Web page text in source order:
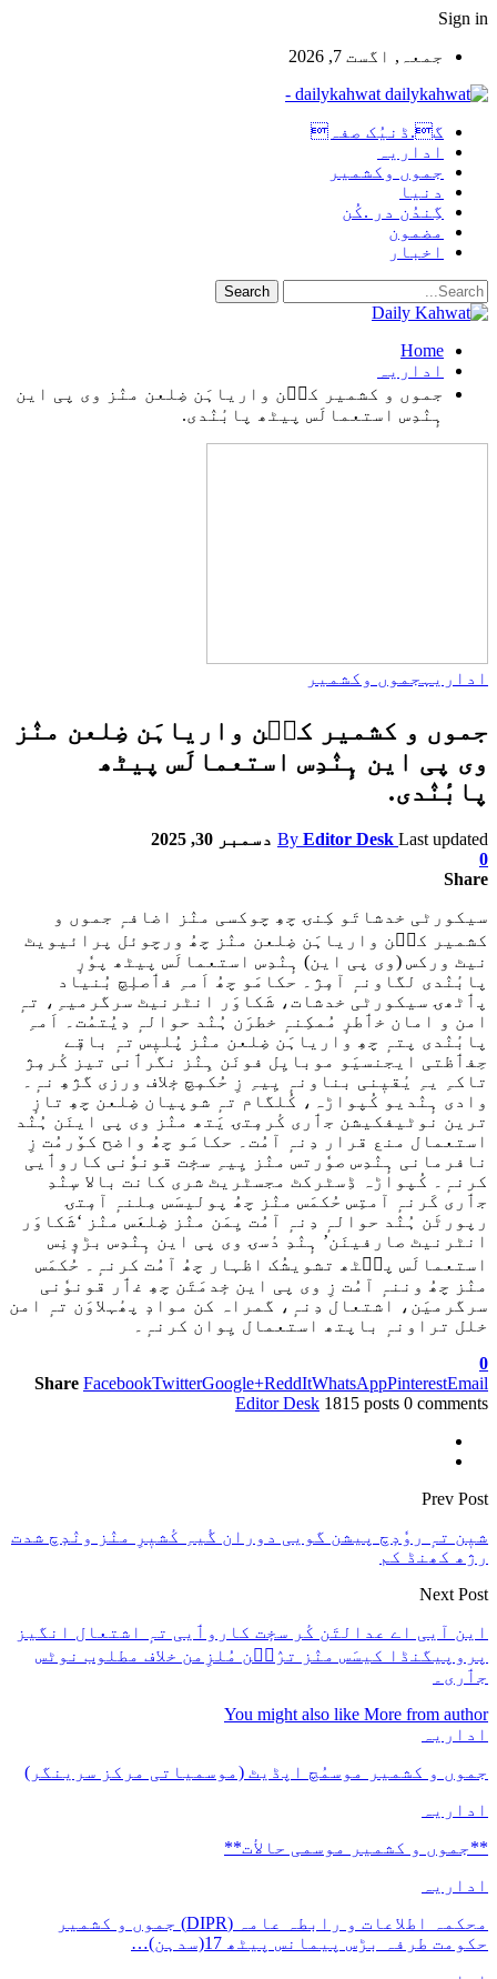
Sign in
جمعہ, اگست 7, 2026
dailykahwat -
گ.ڈنیُک صفہ
اداریہ
جموں وکشمیر
دنیا
گِندُن در .کُن
مضمون
اخبار
Home
اداریہ
جموں و کشمیر کٮ۪ن واریاہَن ضِلعن منٛز وی پی این
ہٕنٛدِس استعمالَس پیٹھ پابٔنٛدی.
اداریہ جموں وکشمیر
جموں و کشمیر کٮ۪ن واریاہَن ضِلعن منٛز
وی پی این ہٕنٛدِس استعمالَس پیٹھ
پابٔنٛدی.
By Editor Desk Last updated
دسمبر 30, 2025
0
Share
سیکورٹی خدشاتَو کِنۍ چھِ چوکسی منٛز اضافہٕ جموں و
کشمیر کٮ۪ن واریاہَن ضِلعن منٛز چھُ ورچوئل پرائیویٹ
نیٹ ورکس (وی پی این) ہٕنٛدِس استعمالَس پیٹھ پوٗرٕ
پابٔنٛدی لگاونہٕ آمٕژ۔ حکامَو چھُ اَمہِ فٲصلٕچ بُنیاد
پٲٹھۍ سیکورٹی خدشات، شَکاوَر انٹرنیٹ سرگرمیہِ، تہٕ
امن و امان خٲطرٕ مُمکِنہٕ خطرَن ہُنٛد حوالہٕ دِیُتمُت۔ اَمہِ
پابٔنٛدی پتہٕ چھِ واریاہَن ضِلعن منٛز پُلیٖس تہٕ باقٕے
حِفٲظتی ایجنسیَو موبایِل فونَن ہِنٛز نگرٲنی تیز کٔرمٕژ
تاکہِ یہِ یٔقیٖنی بناونہٕ یِیہِ زِ حُکمٕچ خٕلاف ورزی گژھِ نہٕ۔
وادی ہٕنٛدیو کُپواڑہ، کُلگام تہٕ شوپیان ضِلعن چھِ تازٕ
ترین نوٹیفکیشن جٲری کٔرمٕتۍ یَتھ منٛز وی پی اینَن ہُنٛد
استعمال منع قرار دِنہٕ آمُت۔ حکامَو چھُ واضح کوٚرمُت زِ
نافرمانی ہٕنٛدِس صوٗرتس منٛز یِیہِ سخٕت قونوٗنی کاروٲیی
کرنہٕ۔ کُپواڑہ ڈِسٹرکٹ مجسٹریٹ شری کانت بالا سٕنٛدِ
جٲری کَرنہٕ آمتِس حُکمَس منٛز چھُ پولیسَس مِلنہٕ آمٕتۍ
رپورٹَن ہُنٛد حوالہٕ دِنہٕ آمُت یِمَن منٛز ضِلعَس منٛز ‘شَکاوَر
انٹرنیٹ صارفینَن’ ہٕنٛدِ دٔسۍ وی پی این ہٕنٛدِس بڑوٕنِس
استعمالَس پٮ۪ٹھ تشویشُک اظہار چھُ آمُت کرنہٕ۔ حُکمَس
منٛز چھُ وننہٕ آمُت زِ وی پی این خٕدمَتَن چھِ غٲر قونوٗنی
سرگرمیَن، اشتعال دِنہٕ، گمراہ کن موادٕ پھٔہلاوَن تہٕ امن
خلل تراونہٕ باپتھ استعمال یِوان کرنہٕ۔
0
Share FacebookTwitterGoogle+ReddItWhatsAppPinterestEmail
Editor Desk 1815 posts 0 comments
Prev Post
شیٖن تہٕ روٗدٕچ پیشن گویی دوران گٔیہِ کٔشیٖرِ منٛز ونٛدٕچ شدت
رژھ کھنڈ کم
Next Post
این آیی اے عدالتَن کٔر سخٕت کاروٲیی تہٕ اشتعال انگیز
پروپیگنڈا کیسَس منٛز ترٛٮ۪ن مُلزِمن خلاف مطلوب نوٹس
جٲری۔
You might also like More from author
اداریہ
جموں و کشمیر موسمُچ اپڈیٹ (موسمیاتی مرکز سرینگر)
اداریہ
**جموں و كشمیر موسمی حالأت**
اداریہ
محکمہ اطلاعات و رابطہ عامہ (DIPR) جموں و کشمیر
حکومت طرفہ بڑس پیمانس پیٹھ 17(سدہن)…